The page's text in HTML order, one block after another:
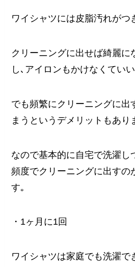
ワイシャツには皮脂汚れがつ
クリーニングに出せば綺麗に
し､アイロンもかけなくてい
でも頻繁にクリーニングに出
まうというデメリットもあり
なので基本的に自宅で洗濯し
頻度でクリーニングに出すの
す｡
・1ヶ月に1回
ワイシャツは家庭でも洗濯で